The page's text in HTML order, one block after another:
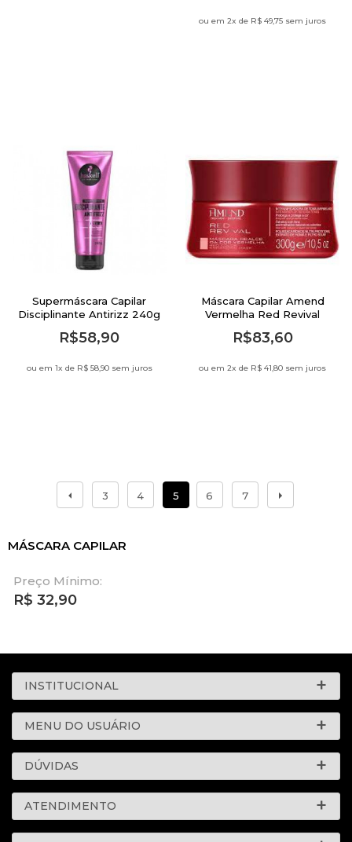
ou em 2x de R$ 49,75 sem juros
Supermáscara Capilar
Disciplinante Antirizz 240g
Haskell
R$58,90
ou em 1x de R$ 58,90 sem juros
Máscara Capilar Amend
Vermelha Red Revival
R$83,60
ou em 2x de R$ 41,80 sem juros
3 4 5 6 7
MÁSCARA CAPILAR
Preço Mínimo:
R$ 32,90
INSTITUCIONAL
MENU DO USUÁRIO
DÚVIDAS
ATENDIMENTO